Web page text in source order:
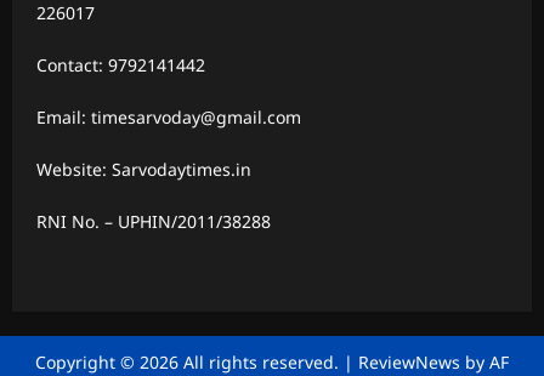
226017
Contact: 9792141442
Email: timesarvoday@gmail.com
Website: Sarvodaytimes.in
RNI No. – UPHIN/2011/38288
Copyright © 2026 All rights reserved. | ReviewNews by AF